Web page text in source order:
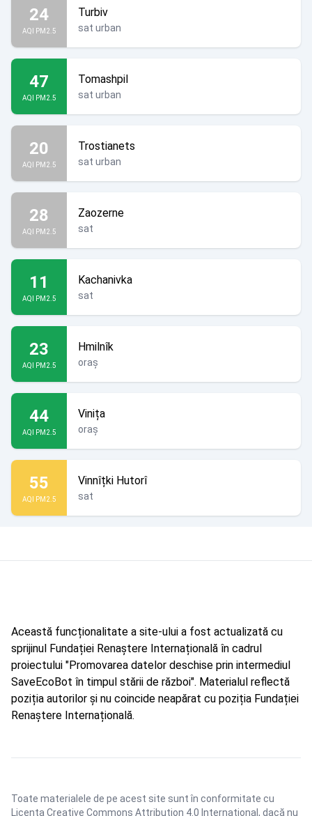
24
AQI PM2.5
Turbiv
sat urban
47
AQI PM2.5
Tomashpil
sat urban
20
AQI PM2.5
Trostianets
sat urban
28
AQI PM2.5
Zaozerne
sat
11
AQI PM2.5
Kachanivka
sat
23
AQI PM2.5
Hmilnîk
oraș
44
AQI PM2.5
Vinița
oraș
55
AQI PM2.5
Vinnîțki Hutorî
sat
Această funcționalitate a site-ului a fost actualizată cu
sprijinul Fundației Renaștere Internațională în cadrul
proiectului "Promovarea datelor deschise prin intermediul
SaveEcoBot în timpul stării de război". Materialul reflectă
poziția autorilor și nu coincide neapărat cu poziția Fundației
Renaștere Internațională.
Toate materialele de pe acest site sunt în conformitate cu
Licența Creative Commons Attribution 4.0 International , dacă nu